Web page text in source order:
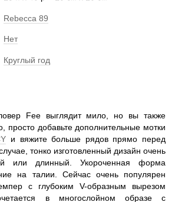
Rebecca 89
Нет
Круглый год
Fee выглядит мило, но вы также
просто добавьте дополнительные мотки
и вяжите больше рядов прямо перед
тонко изготовленный дизайн очень
или длинный. Укороченная форма
на талии. Сейчас очень популярен
с глубоким V-образным вырезом
в многослойном образе с